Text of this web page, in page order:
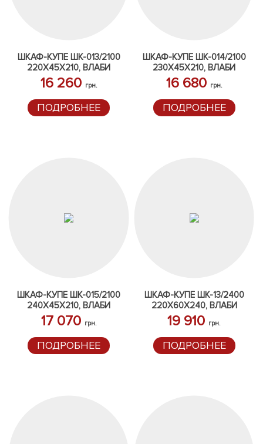
ШКАФ-КУПЕ ШК-013/2100
220Х45Х210, ВЛАБИ
16 260 грн.
ПОДРОБНЕЕ
ШКАФ-КУПЕ ШК-014/2100
230Х45Х210, ВЛАБИ
16 680 грн.
ПОДРОБНЕЕ
ШКАФ-КУПЕ ШК-015/2100
240Х45Х210, ВЛАБИ
17 070 грн.
ПОДРОБНЕЕ
ШКАФ-КУПЕ ШК-13/2400
220Х60Х240, ВЛАБИ
19 910 грн.
ПОДРОБНЕЕ